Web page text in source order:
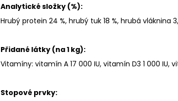
Analytické složky (%):
Hrubý protein 24 %, hrubý tuk 18 %, hrubá vláknina
Přidané látky (na 1 kg):
Vitamíny: vitamín A 17 000 IU, vitamín D3 1 000 IU,
Stopové prvky: